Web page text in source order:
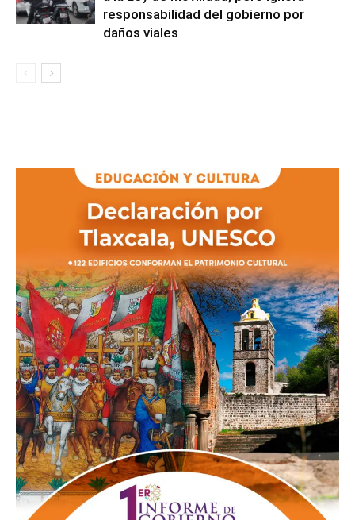
responsabilidad del gobierno por
daños viales